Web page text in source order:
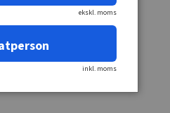
ekskl. moms
inkl. moms